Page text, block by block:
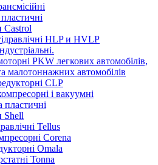
Castrol
HLP и HVLP
PKW легкових автомобілів,
малотоннажних автомобілів
CLP
і вакуумні
пластичні
Shell
Tellus
Corena
Omala
Tonna